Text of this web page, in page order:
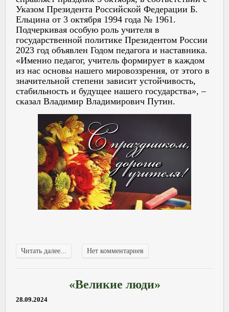
Указом Президента Российской Федерации Б.
Ельцина от 3 октября 1994 года № 1961.
Подчеркивая особую роль учителя в
государственной политике Президентом России
2023 год объявлен Годом педагога и наставника.
«Именно педагог, учитель формирует в каждом
из нас основы нашего мировоззрения, от этого в
значительной степени зависит устойчивость,
стабильность и будущее нашего государства», –
сказал Владимир Владимирович Путин.
Читать далее... Нет комментариев
«Великие люди»
28.09.2024